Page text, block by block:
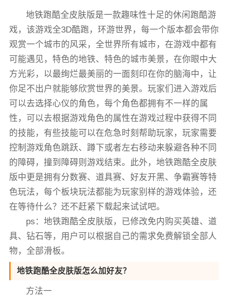
地铁跑酷全皮肤版是一款趣味性十足的休闲跑酷游
戏，该游戏全3D酷跑，环游世界，每一个版本都会带你
观赏一个城市的风采，全世界所有城市，在游戏中都有
可能遇见，特色的地铁、特色的城市美景，在你眼中大
方光彩，以最绚烂最美丽的一面刻印在你的脑海中，让
你足不出户就能够欣赏世界的美景。玩家们进入游戏后
可以去选择心仪的角色，每个角色都拥有不一样的属
性，可以去根据游戏角色的属性在游戏过程中获得不同
的技能，有些技能可以在危急时刻帮助玩家，玩家需要
控制游戏角色跳跃、蹲下或者左右移动来躲避各种不同
的障碍，撞到障碍则游戏结束。此外，地铁跑酷全皮肤
版中更是拥有分数赛、道具赛、好友开黑、争霸赛等特
色玩法，每个板块玩法都能为玩家别样的游戏体验，还
在等待什么？还不赶紧下载起来试试吧。
ps：地铁跑酷全皮肤版，已修改免内购买英雄、道
具、钻石等，用户可以根据自己的需求免费解锁全部人
物，全部滑板。
地铁跑酷全皮肤版怎么加好友？
方法一